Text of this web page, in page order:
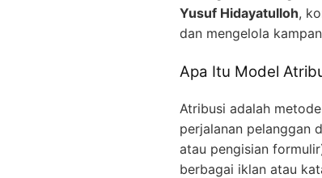
Yusuf Hidayatulloh,
dan mengelola
Apa Itu Model
Atribusi adalah
perjalanan pelanggan
atau pengisian
berbagai iklan atau